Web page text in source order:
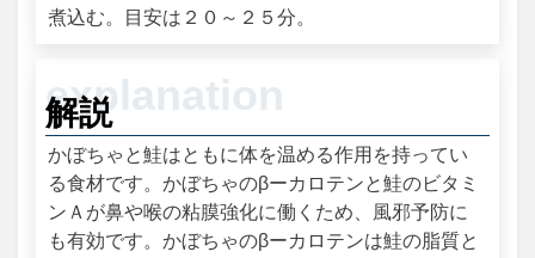
煮込む。目安は２０～２５分。
解説
かぼちゃと鮭はともに体を温める作用を持ってい
る食材です。かぼちゃのβーカロテンと鮭のビタミ
ンＡが鼻や喉の粘膜強化に働くため、風邪予防に
も有効です。かぼちゃのβーカロテンは鮭の脂質と